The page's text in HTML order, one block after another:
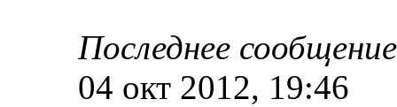
Последнее
04 окт 2012, 19:46